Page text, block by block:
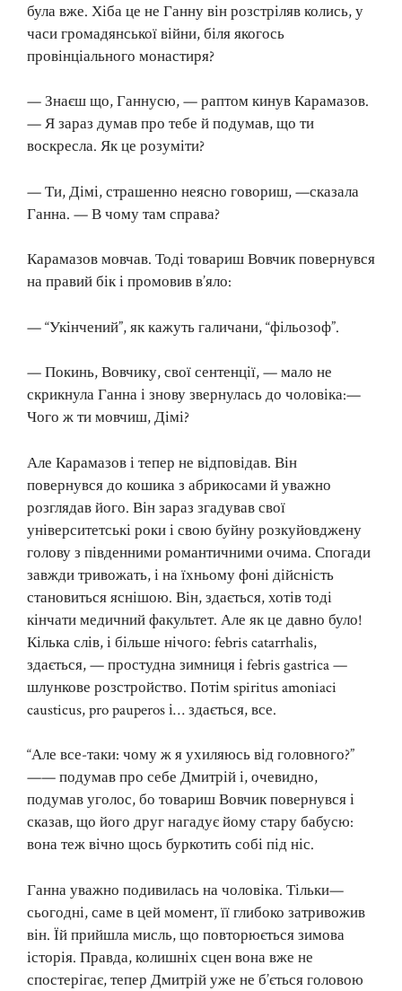
була вже. Хіба це не Ганну він розстріляв колись, у
часи громадянської війни, біля якогось
провінціального монастиря?
— Знаєш що, Ганнусю, — раптом кинув Карамазов.
— Я зараз думав про тебе й подумав, що ти
воскресла. Як це розуміти?
— Ти, Дімі, страшенно неясно говориш, —сказала
Ганна. — В чому там справа?
Карамазов мовчав. Тоді товариш Вовчик повернувся
на правий бік і промовив в’яло:
— “Укінчений”, як кажуть галичани, “фільозоф”.
— Покинь, Вовчику, свої сентенції, — мало не
скрикнула Ганна і знову звернулась до чоловіка:—
Чого ж ти мовчиш, Дімі?
Але Карамазов і тепер не відповідав. Він
повернувся до кошика з абрикосами й уважно
розглядав його. Він зараз згадував свої
університетські роки і свою буйну розкуйовджену
голову з південними романтичними очима. Спогади
завжди тривожать, і на їхньому фоні дійсність
становиться яснішою. Він, здається, хотів тоді
кінчати медичний факультет. Але як це давно було!
Кілька слів, і більше нічого: febris catarrhalis,
здається, — простудна зимниця і febris gastrica —
шлункове розстройство. Потім spiritus amoniaci
causticus, pro pauperos і… здається, все.
“Але все-таки: чому ж я ухиляюсь від головного?”
—— подумав про себе Дмитрій і, очевидно,
подумав уголос, бо товариш Вовчик повернувся і
сказав, що його друг нагадує йому стару бабусю:
вона теж вічно щось буркотить собі під ніс.
Ганна уважно подивилась на чоловіка. Тільки—
сьогодні, саме в цей момент, її глибоко затривожив
він. Їй прийшла мисль, що повторюється зимова
історія. Правда, колишніх сцен вона вже не
спостерігає, тепер Дмитрій уже не б’ється головою